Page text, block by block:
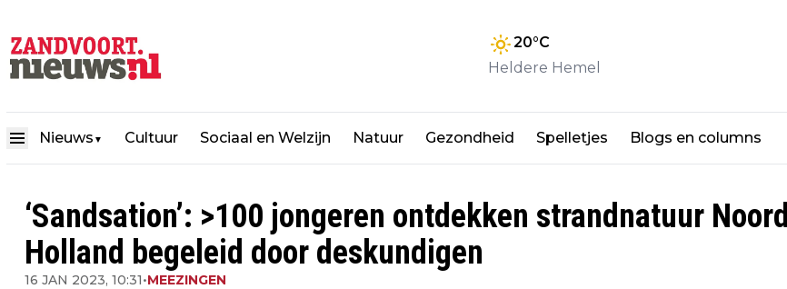
20°C
Heldere Hemel
Nieuws ▼ Cultuur Sociaal en Welzijn Natuur Gezondheid Spelletjes Blogs en columns
‘Sandsation’: >100 jongeren ontdekken strandnatuur Noord
Holland begeleid door deskundigen
16 JAN 2023, 10:31•MEEZINGEN